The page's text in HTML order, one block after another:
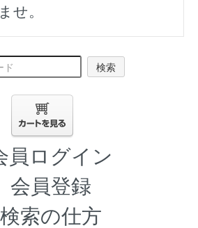
せ。
検索
員ログイン
会員登録
検索の仕方